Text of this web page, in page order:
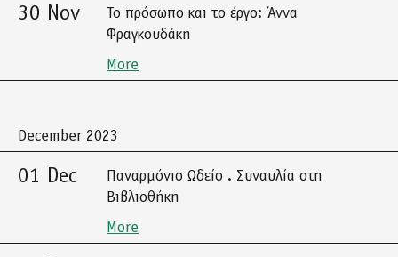
30 Nov
Το πρόσωπο και το έργο: Άννα
Φραγκουδάκη
More
December 2023
01 Dec
Παναρμόνιο Ωδείο . Συναυλία στη
Βιβλιοθήκη
More